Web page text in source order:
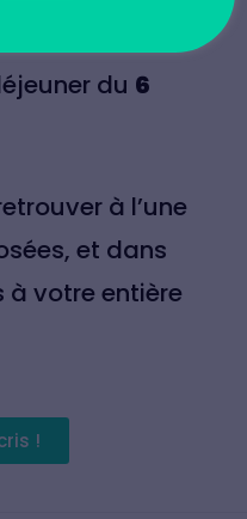
du 6
à l’une
et dans
votre entière
!